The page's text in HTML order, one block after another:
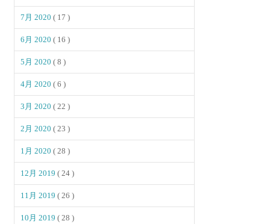
7月 2020( 17 )
6月 2020( 16 )
5月 2020( 8 )
4月 2020( 6 )
3月 2020( 22 )
2月 2020( 23 )
1月 2020( 28 )
12月 2019( 24 )
11月 2019( 26 )
10月 2019( 28 )